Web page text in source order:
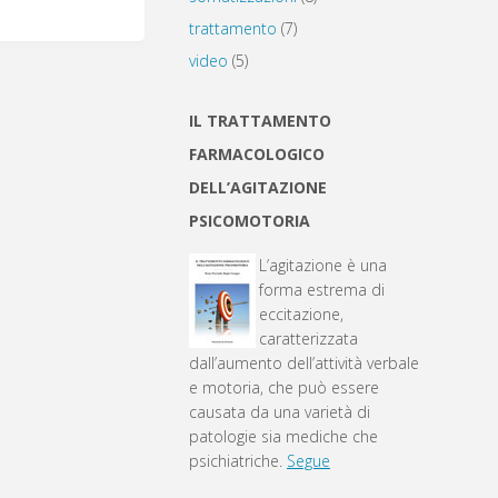
trattamento (7)
video (5)
IL TRATTAMENTO
FARMACOLOGICO
DELL’AGITAZIONE
PSICOMOTORIA
L’agitazione è una
forma estrema di
eccitazione,
caratterizzata
dall’aumento dell’attività verbale
e motoria, che può essere
causata da una varietà di
patologie sia mediche che
psichiatriche. Segue